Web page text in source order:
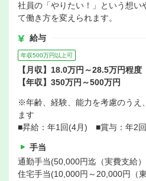
社員の「やりたい！」という想い
て働き方を変えられます。
給与
年収500万円以上可
【月収】18.0万円～28.5万円程度
【年収】350万円～500万円
※年齢、経験、能力を考慮のうえ
ます
■昇給：年1回(4月) ■賞与：年2
手当
通勤手当(50,000円迄（実費支給
住宅手当(10,000円～20,000円（